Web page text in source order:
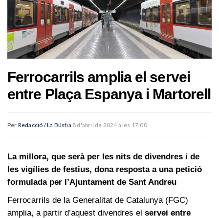
Ferrocarrils amplia el servei
entre Plaça Espanya i Martorell
Per Redacció / La Bústia 8 d'abril de 2024 a les 17:00
La millora, que serà per les nits de divendres i de
les vigílies de festius, dona resposta a una petició
formulada per l’Ajuntament de Sant Andreu
Ferrocarrils de la Generalitat de Catalunya (FGC)
amplia, a partir d’aquest divendres el servei entre